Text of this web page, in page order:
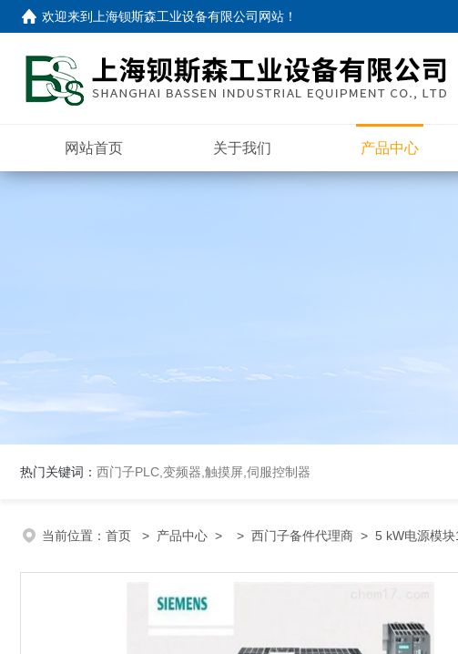
欢迎来到 上海钡斯森工业设备有限公司网站 ！
网站首页 关于我们 产品中心
热门关键词： 西门子PLC,变频器,触摸屏,伺服控制器
当前位置： 首页 > 产品中心 > > 西门子备件代理商 > 5 kW电源模块